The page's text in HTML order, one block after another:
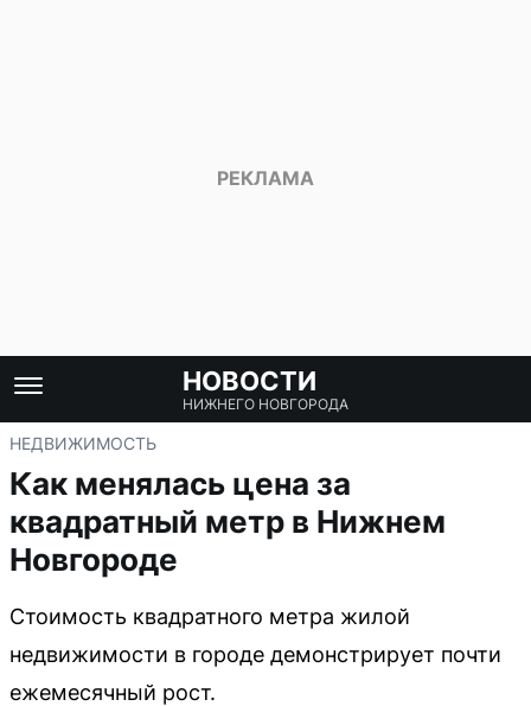
НОВОСТИ
НИЖНЕГО НОВГОРОДА
НЕДВИЖИМОСТЬ
Как менялась цена за
квадратный метр в Нижнем
Новгороде
Стоимость квадратного метра жилой
недвижимости в городе демонстрирует почти
ежемесячный рост.